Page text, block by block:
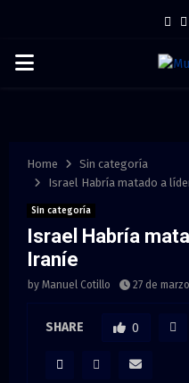
o
P
M
Home
Sin categoría
Israel Habría matado a
Sin categoría
Israel Habría
Iraníe
by Manuel Cotillo 27 de
SHARE 0